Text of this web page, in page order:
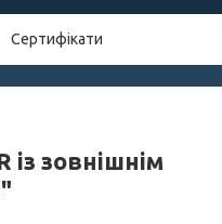
Сертифікати
із зовнішнім